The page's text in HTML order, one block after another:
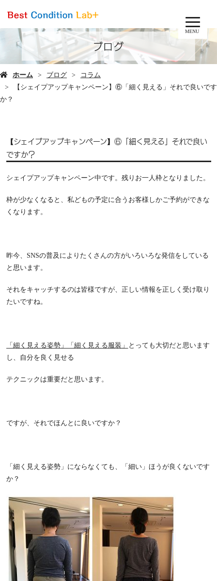
MENU
ブログ
ホーム ブログ
コラム
【シェイプアップキャンペーン】⑥「細く見える」それで良いです
か？
【シェイプアップキャンペーン】⑥「細く見える」それで良い
ですか？
シェイプアップキャンペーン中です。残りお一人枠となりました。
枠が少なくなると、私どもの予定に合うお客様しかご予約ができな
くなります。
昨今、 SNSの普及によりたくさんの方がいろいろな発信をしている
と思います。
それをキャッチするのは皆様ですが、正しい情報を正しく受け取り
たいですね。
「細く見える姿勢」「細く見える服装」
とっても大切だと思います
し、自分を良く見せる
テクニックは重要だと思います。
ですが、それでほんとに良いですか？
「細く見える姿勢」にならなくても、「細い」ほうが良くないです
か？